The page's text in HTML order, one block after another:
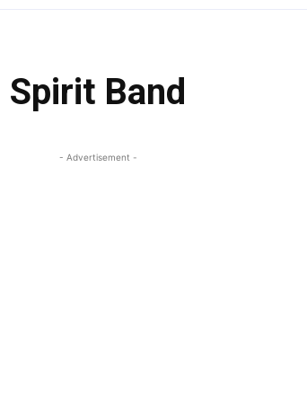
Spirit Band
- Advertisement -